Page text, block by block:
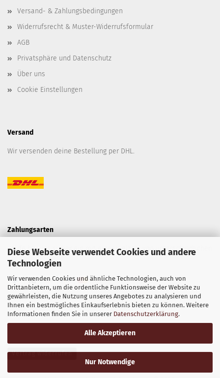
Diese Webseite verwendet Cookies und andere
Technologien
Wir verwenden Cookies und ähnliche Technologien, auch von
Drittanbietern, um die ordentliche Funktionsweise der Website zu
gewährleisten, die Nutzung unseres Angebotes zu analysieren und
Ihnen ein bestmögliches Einkaufserlebnis bieten zu können. Weitere
Informationen finden Sie in unserer Datenschutzerklärung.
Alle Akzeptieren
Nur Notwendige
Versand- & Zahlungsbedingungen
Widerrufsrecht & Muster-Widerrufsformular
AGB
Privatsphäre und Datenschutz
Über uns
Cookie Einstellungen
Versand
Wir versenden deine Bestellung per DHL.
Zahlungsarten
Kaufe bei uns sicher ein mit einer Vielzahl von unterschiedlichen
Zahlungsarten.
Vertrag widerrufen